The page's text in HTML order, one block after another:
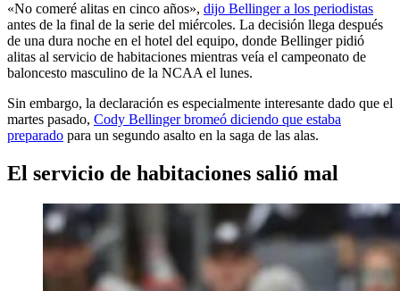
«No comeré alitas en cinco años», dijo Bellinger a los periodistas
antes de la final de la serie del miércoles. La decisión llega después
de una dura noche en el hotel del equipo, donde Bellinger pidió
alitas al servicio de habitaciones mientras veía el campeonato de
baloncesto masculino de la NCAA el lunes.
Sin embargo, la declaración es especialmente interesante dado que el
martes pasado, Cody Bellinger bromeó diciendo que estaba
preparado para un segundo asalto en la saga de las alas.
El servicio de habitaciones salió mal